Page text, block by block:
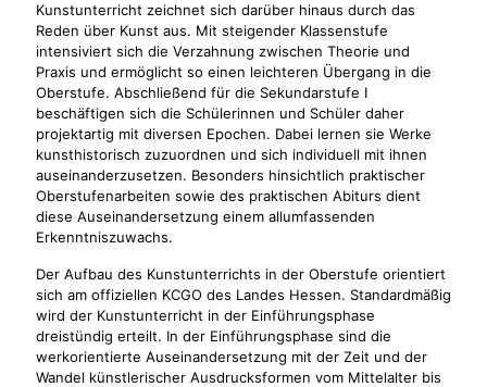
Kunstunterricht zeichnet sich darüber hinaus durch das
Reden über Kunst aus. Mit steigender Klassenstufe
intensiviert sich die Verzahnung zwischen Theorie und
Praxis und ermöglicht so einen leichteren Übergang in die
Oberstufe. Abschließend für die Sekundarstufe I
beschäftigen sich die Schülerinnen und Schüler daher
projektartig mit diversen Epochen. Dabei lernen sie Werke
kunsthistorisch zuzuordnen und sich individuell mit ihnen
auseinanderzusetzen. Besonders hinsichtlich praktischer
Oberstufenarbeiten sowie des praktischen Abiturs dient
diese Auseinandersetzung einem allumfassenden
Erkenntniszuwachs.
Der Aufbau des Kunstunterrichts in der Oberstufe orientiert
sich am offiziellen KCGO des Landes Hessen. Standardmäßig
wird der Kunstunterricht in der Einführungsphase
dreistündig erteilt. In der Einführungsphase sind die
werkorientierte Auseinandersetzung mit der Zeit und der
Wandel künstlerischer Ausdrucksformen vom Mittelalter bis